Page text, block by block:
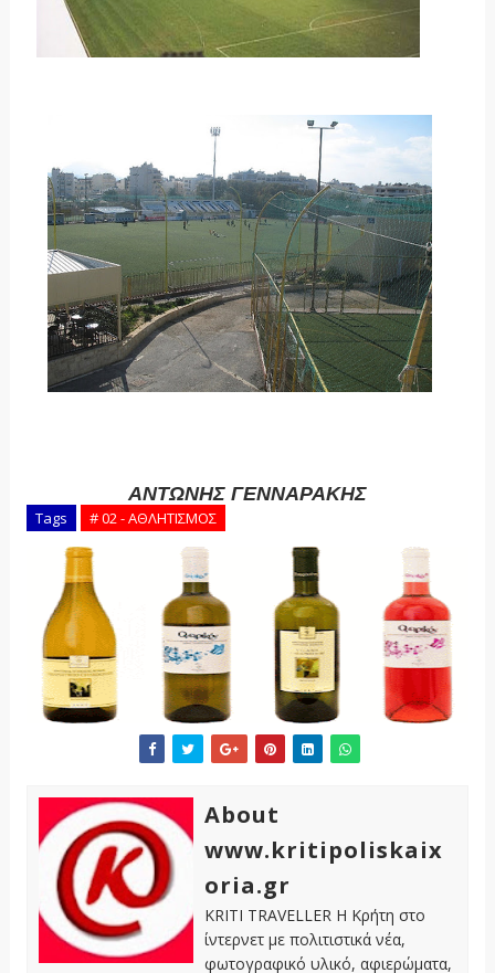
ΑΝΤΩΝΗΣ ΓΕΝΝΑΡΑΚΗΣ
Tags # 02 - ΑΘΛΗΤΙΣΜΟΣ
About
www.kritipoliskaix
oria.gr
KRITI TRAVELLER Η Κρήτη στο
ίντερνετ με πολιτιστικά νέα,
φωτογραφικό υλικό, αφιερώματα,